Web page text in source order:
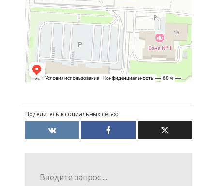
Поделитесь в социальных сетях: